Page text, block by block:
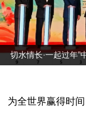
切水情长·一起过年”
仪式
为全世界赢得时